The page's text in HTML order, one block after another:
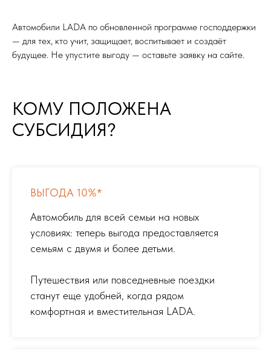
Автомобили LADA по обновленной программе господдержки
— для тех, кто учит, защищает, воспитывает и создаёт
будущее. Не упустите выгоду — оставьте заявку на сайте.
КОМУ ПОЛОЖЕНА
СУБСИДИЯ?
ВЫГОДА 10%*
Автомобиль для всей семьи на новых
условиях: теперь выгода предоставляется
семьям с двумя и более детьми.
Путешествия или повседневные поездки
станут еще удобней, когда рядом
комфортная и вместительная LADA.